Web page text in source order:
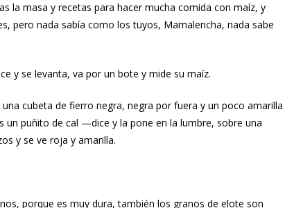
la masa y recetas para hacer mucha comida con maíz, y
pero nada sabía como los tuyos, Mamalencha, nada sabe
y se levanta, va por un bote y mide su maíz.
cubeta de fierro negra, negra por fuera y un poco amarilla
un puñito de cal —dice y la pone en la lumbre, sobre una
y se ve roja y amarilla.
porque es muy dura, también los granos de elote son